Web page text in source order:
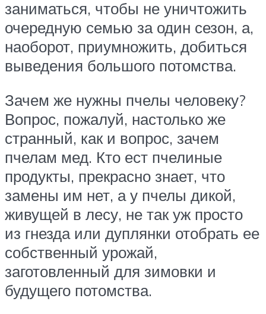
заниматься, чтобы не уничтожить
очередную семью за один сезон, а,
наоборот, приумножить, добиться
выведения большого потомства.
Зачем же нужны пчелы человеку?
Вопрос, пожалуй, настолько же
странный, как и вопрос, зачем
пчелам мед. Кто ест пчелиные
продукты, прекрасно знает, что
замены им нет, а у пчелы дикой,
живущей в лесу, не так уж просто
из гнезда или дуплянки отобрать ее
собственный урожай,
заготовленный для зимовки и
будущего потомства.